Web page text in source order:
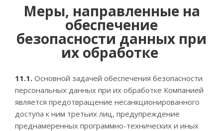
Меры, направленные на
обеспечение
безопасности данных при
их обработке
11.1. Основной задачей обеспечения безопасности
персональных данных при их обработке Компанией
является предотвращение несанкционированного
доступа к ним третьих лиц, предупреждение
преднамеренных программно-технических и иных